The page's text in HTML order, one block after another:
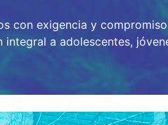
con exigencia y
integral a adolescentes,